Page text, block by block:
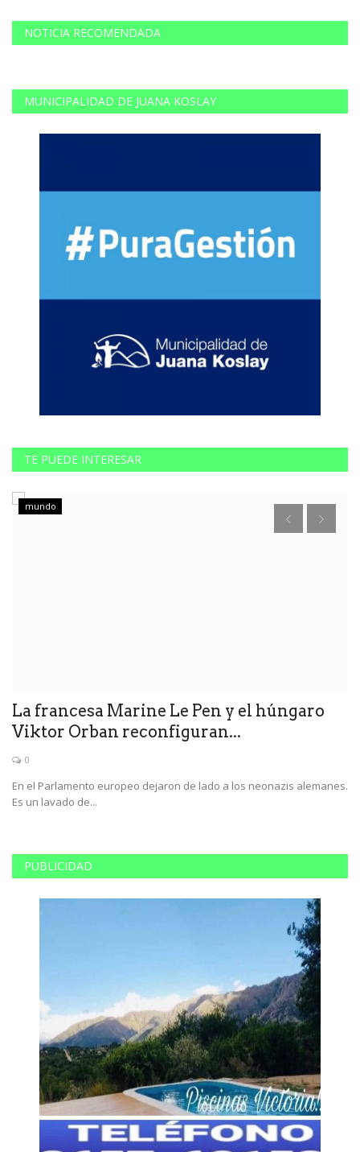
NOTICIA RECOMENDADA
MUNICIPALIDAD DE JUANA KOSLAY
TE PUEDE INTERESAR
mundo
La francesa Marine Le Pen y el húngaro
Viktor Orban reconfiguran...
0
En el Parlamento europeo dejaron de lado a los neonazis alemanes.
Es un lavado de...
PUBLICIDAD